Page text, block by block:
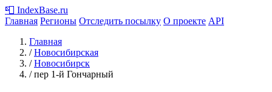
📮 IndexBase.ru
Главная Регионы Отследить посылку О проекте API
Главная
/ Новосибирская
/ Новосибирск
/ пер 1-й Гончарный